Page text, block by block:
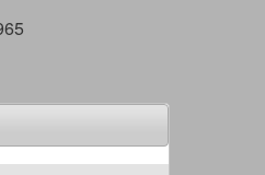
加入閱讀紀錄